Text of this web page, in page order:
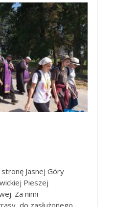
Jasnej Góry
Pieszej
Za nimi
do zasłużonego...